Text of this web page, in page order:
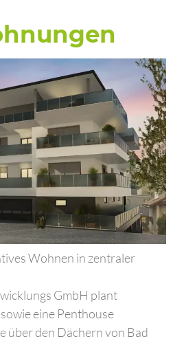
Wohnen in zentraler
GmbH plant
eine Penthouse
über den Dächern von Bad